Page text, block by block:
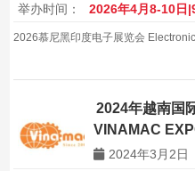
举办时间：
2026年4月8-10日
2026慕尼黑印度电子展览会
2024年越南国
VINAMAC
2024年3月2日